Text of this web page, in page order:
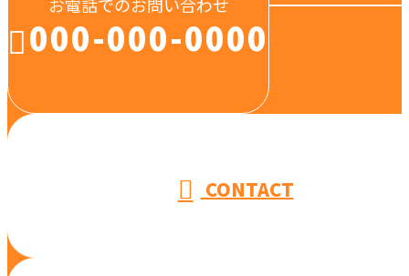
000-000-0000
CONTACT